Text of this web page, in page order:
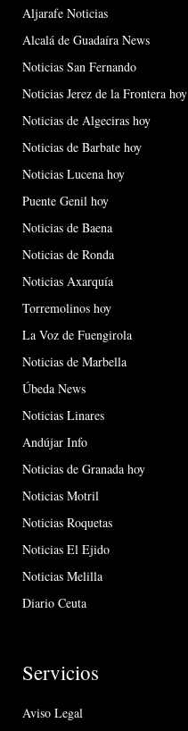
Aljarafe Noticias
Alcalá de Guadaíra News
Noticias San Fernando
Noticias Jerez de la Frontera hoy
Noticias de Algeciras hoy
Noticias de Barbate hoy
Noticias Lucena hoy
Puente Genil hoy
Noticias de Baena
Noticias de Ronda
Noticias Axarquía
Torremolinos hoy
La Voz de Fuengirola
Noticias de Marbella
Úbeda News
Noticias Linares
Andújar Info
Noticias de Granada hoy
Noticias Motril
Noticias Roquetas
Noticias El Ejido
Noticias Melilla
Diario Ceuta
Servicios
Aviso Legal